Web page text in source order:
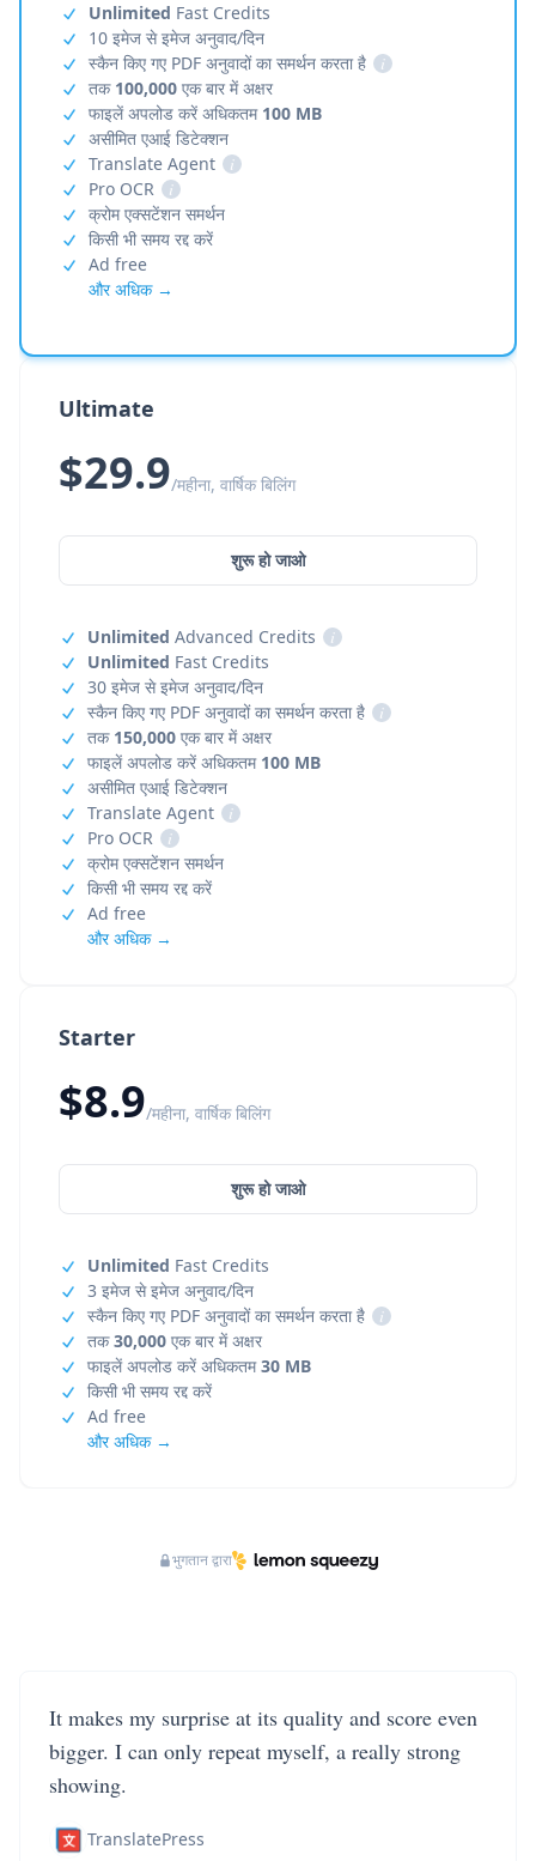
Starter
$8.9/महीना, वार्षिक बिलिंग
शुरू हो जाओ
Unlimited Fast Credits
3 इमेज से इमेज अनुवाद/दिन
स्कैन किए गए PDF अनुवादों का समर्थन करता है
i
तक30,000 एक बार में अक्षर
फाइलें अपलोड करें अधिकतम30 MB
किसी भी समय रद्द करें
Ad free
और अधिक →
Unlimited Fast Credits
10 इमेज से इमेज अनुवाद/दिन
स्कैन किए गए PDF अनुवादों का समर्थन करता है
i
तक 100,000 एक बार में अक्षर
फाइलें अपलोड करें अधिकतम 100 MB
असीमित एआई डिटेक्शन
Translate Agent
i
Pro OCR
i
क्रोम एक्सटेंशन समर्थन
किसी भी समय रद्द करें
Ad free
और अधिक →
Ultimate
$29.9/महीना, वार्षिक बिलिंग
शुरू हो जाओ
Unlimited Advanced Credits
i
Unlimited Fast Credits
30 इमेज से इमेज अनुवाद/दिन
स्कैन किए गए PDF अनुवादों का समर्थन करता है
i
तक 150,000 एक बार में अक्षर
फाइलें अपलोड करें अधिकतम 100 MB
असीमित एआई डिटेक्शन
Translate Agent
i
Pro OCR
i
क्रोम एक्सटेंशन समर्थन
किसी भी समय रद्द करें
Ad free
और अधिक →
भुगतान द्वारा
It makes my surprise at its quality and score even
bigger. I can only repeat myself, a really strong
showing.
TranslatePress